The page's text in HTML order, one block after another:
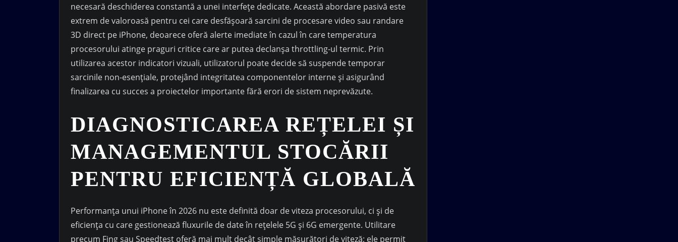
necesară deschiderea constantă a unei interfețe dedicate. Această abordare pasivă este
extrem de valoroasă pentru cei care desfășoară sarcini de procesare video sau randare
3D direct pe iPhone, deoarece oferă alerte imediate în cazul în care temperatura
procesorului atinge praguri critice care ar putea declanșa throttling-ul termic. Prin
utilizarea acestor indicatori vizuali, utilizatorul poate decide să suspende temporar
sarcinile non-esențiale, protejând integritatea componentelor interne și asigurând
finalizarea cu succes a proiectelor importante fără erori de sistem neprevăzute.
DIAGNOSTICAREA REȚELEI ȘI
MANAGEMENTUL STOCĂRII
PENTRU EFICIENȚĂ GLOBALĂ
Performanța unui iPhone în 2026 nu este definită doar de viteza procesorului, ci și de
eficiența cu care gestionează fluxurile de date în rețelele 5G și 6G emergente. Utilitare
precum Fing sau Speedtest oferă mai mult decât simple măsurători de viteză; ele permit